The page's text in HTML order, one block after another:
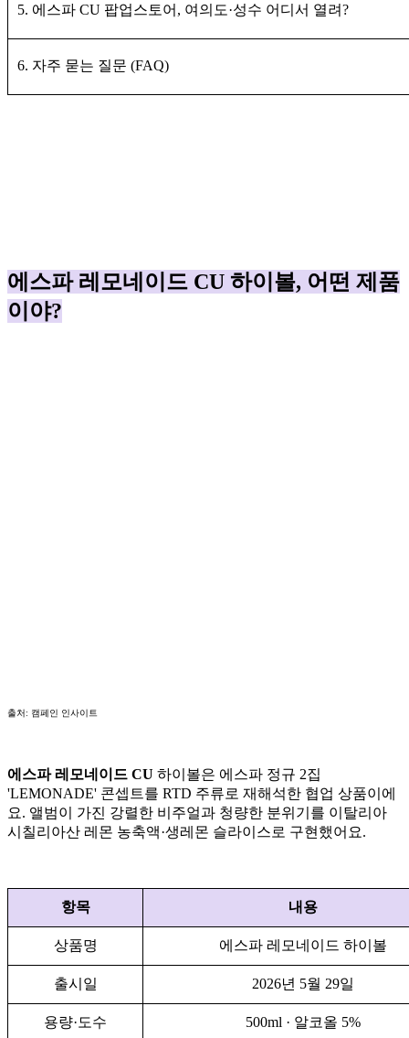
5. 에스파 CU 팝업스토어, 여의도·성수 어디서 열려?
6. 자주 묻는 질문 (FAQ)
에스파 레모네이드 CU 하이볼, 어떤 제품
이야?
출처: 캠페인 인사이트
에스파 레모네이드 CU 하이볼은 에스파 정규 2집
'LEMONADE' 콘셉트를 RTD 주류로 재해석한 협업 상품이에
요. 앨범이 가진 강렬한 비주얼과 청량한 분위기를 이탈리아
시칠리아산 레몬 농축액·생레몬 슬라이스로 구현했어요.
항목 내용
상품명 에스파 레모네이드 하이볼
출시일 2026년 5월 29일
용량·도수 500ml · 알코올 5%